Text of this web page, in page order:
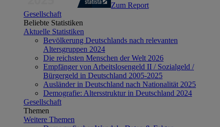
Zum Report
Gesellschaft
Beliebte Statistiken
Aktuelle Statistiken
Bevölkerung Deutschlands nach relevanten
Altersgruppen 2024
Die reichsten Menschen der Welt 2026
Empfänger von Arbeitslosengeld II / Sozialgeld /
Bürgergeld in Deutschland 2005-2025
Ausländer in Deutschland nach Nationalität 2025
Demografie: Altersstruktur in Deutschland 2024
Gesellschaft
Themen
Weitere Themen